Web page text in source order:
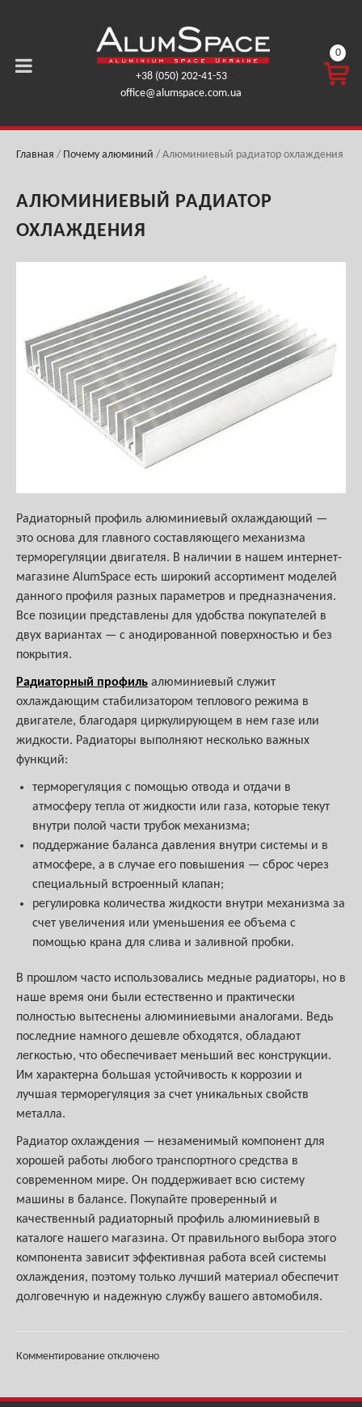
+38 (050) 202-41-53
office@alumspace.com.ua
КОРЗ
ГРН.
0
Главная / Почему алюминий / Алюминиевый радиатор охлаждения
АЛЮМИНИЕВЫЙ РАДИАТОР
ОХЛАЖДЕНИЯ
Радиаторный профиль алюминиевый охлаждающий —
это основа для главного составляющего механизма
терморегуляции двигателя. В наличии в нашем интернет-
магазине AlumSpace есть широкий ассортимент моделей
данного профиля разных параметров и предназначения.
Все позиции представлены для удобства покупателей в
двух вариантах — с анодированной поверхностью и без
покрытия.
Радиаторный профиль алюминиевый служит
охлаждающим стабилизатором теплового режима в
двигателе, благодаря циркулирующем в нем газе или
жидкости. Радиаторы выполняют несколько важных
функций:
терморегуляция с помощью отвода и отдачи в
атмосферу тепла от жидкости или газа, которые текут
внутри полой части трубок механизма;
поддержание баланса давления внутри системы и в
атмосфере, а в случае его повышения — сброс через
специальный встроенный клапан;
регулировка количества жидкости внутри механизма за
счет увеличения или уменьшения ее объема с
помощью крана для слива и заливной пробки.
В прошлом часто использовались медные радиаторы, но в
наше время они были естественно и практически
полностью вытеснены алюминиевыми аналогами. Ведь
последние намного дешевле обходятся, обладают
легкостью, что обеспечивает меньший вес конструкции.
Им характерна большая устойчивость к коррозии и
лучшая терморегуляция за счет уникальных свойств
металла.
Радиатор охлаждения — незаменимый компонент для
хорошей работы любого транспортного средства в
современном мире. Он поддерживает всю систему
машины в балансе. Покупайте проверенный и
качественный радиаторный профиль алюминиевый в
каталоге нашего магазина. От правильного выбора этого
компонента зависит эффективная работа всей системы
охлаждения, поэтому только лучший материал обеспечит
долговечную и надежную службу вашего автомобиля.
Комментирование отключено